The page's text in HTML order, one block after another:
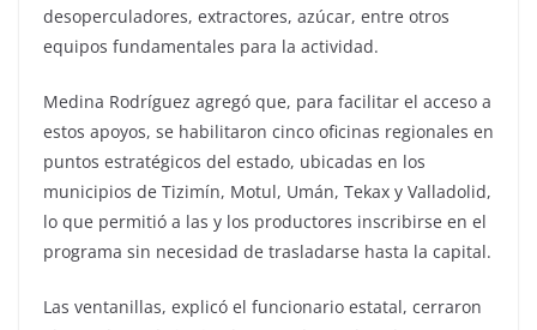
desoperculadores, extractores, azúcar, entre otros
equipos fundamentales para la actividad.
Medina Rodríguez agregó que, para facilitar el acceso a
estos apoyos, se habilitaron cinco oficinas regionales en
puntos estratégicos del estado, ubicadas en los
municipios de Tizimín, Motul, Umán, Tekax y Valladolid,
lo que permitió a las y los productores inscribirse en el
programa sin necesidad de trasladarse hasta la capital.
Las ventanillas, explicó el funcionario estatal, cerraron